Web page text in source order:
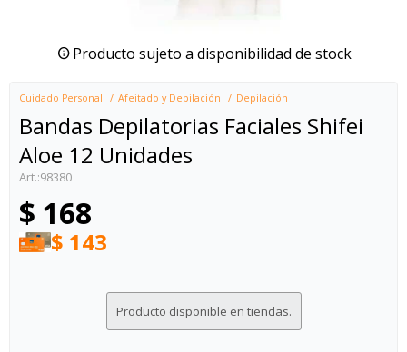
Producto sujeto a disponibilidad de stock
Cuidado Personal Afeitado y Depilación Depilación
Bandas Depilatorias Faciales Shifei
Aloe 12 Unidades
98380
$ 168
$ 143
Producto disponible en tiendas.